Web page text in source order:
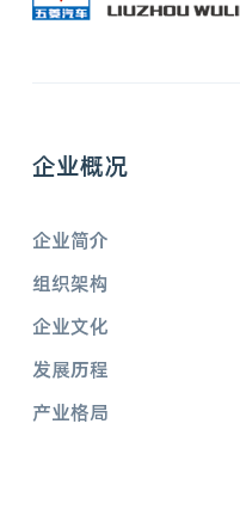
企业概况
企业简介
组织架构
企业文化
发展历程
产业格局